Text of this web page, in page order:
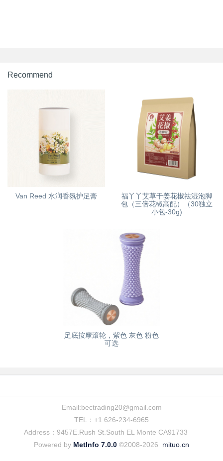
Recommend
Van Reed 水润香氛护足膏
福丫丫艾草干姜花椒祛湿泡脚
包（三倍花椒高配）（30独立
小包-30g)
足底按摩滚轮，紫色 灰色 粉色
可选
Email:bectrading20@gmail.com
TEL：+1 626-234-6965
Address：9457E.Rush St.South EL Monte CA91733
Powered by MetInfo 7.0.0 ©2008-2026 mituo.cn